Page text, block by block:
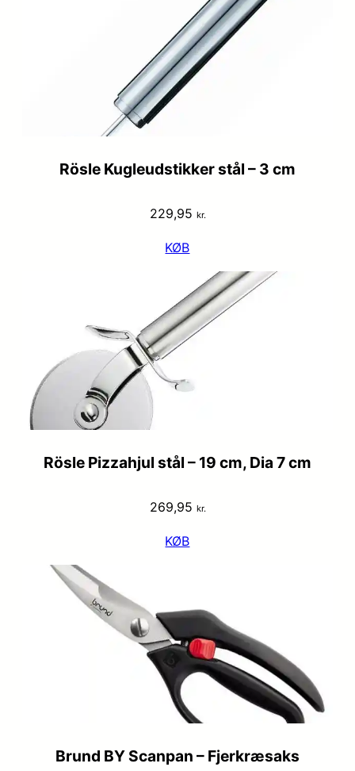
Rösle Kugleudstikker stål – 3 cm
229,95 kr.
KØB
Rösle Pizzahjul stål – 19 cm, Dia 7 cm
269,95 kr.
KØB
Brund BY Scanpan – Fjerkræsaks